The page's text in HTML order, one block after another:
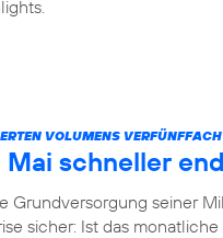
VOLUMENS
schneller
Grundversorgung seiner
sicher: Ist das